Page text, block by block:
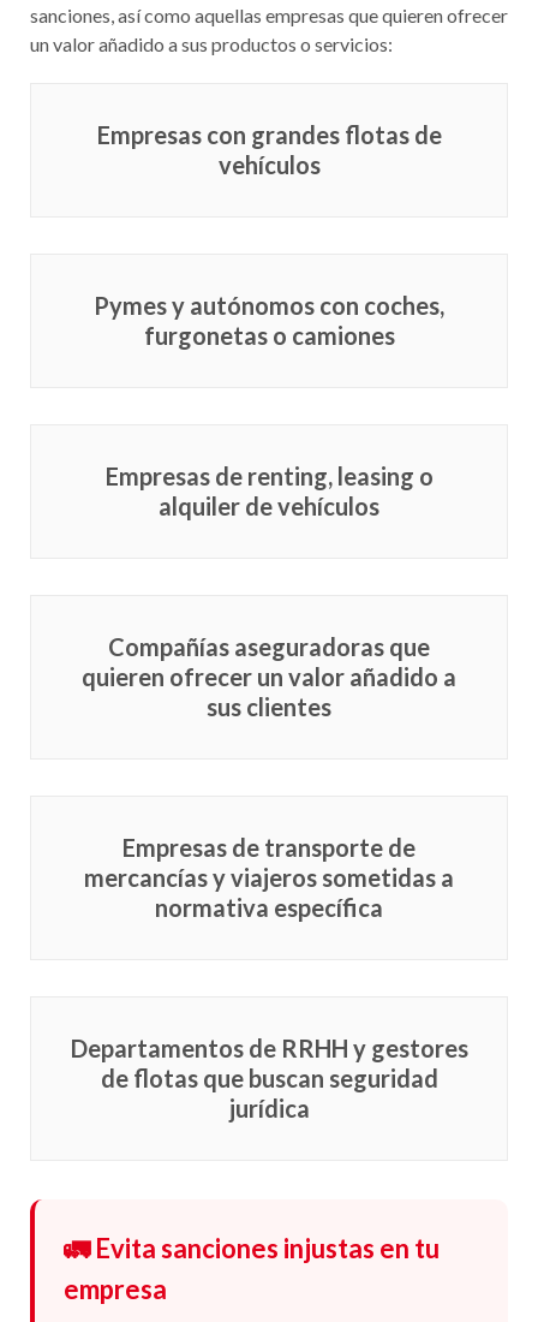
vehículos y necesitan una defensa legal eficaz frente a
sanciones, así como aquellas empresas que quieren ofrecer
Empresas con grandes flotas de
Pymes y autónomos con coches,
Empresas de renting, leasing o
Compañías aseguradoras que
quieren ofrecer un valor añadido a
Empresas de transporte de
mercancías y viajeros sometidas a
Departamentos de RRHH y gestores
de flotas que buscan seguridad
🚛 Evita sanciones injustas en tu